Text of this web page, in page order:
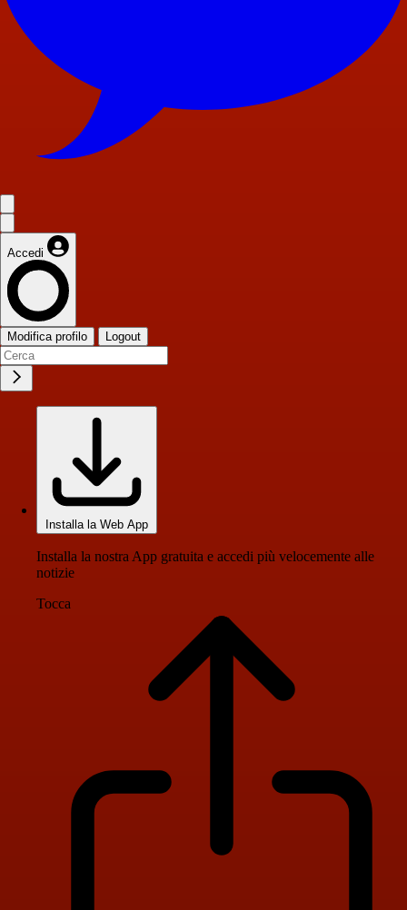
Accedi
Modifica profilo Logout
Installa la Web App
Installa la nostra App gratuita e accedi più velocemente alle
notizie
Tocca